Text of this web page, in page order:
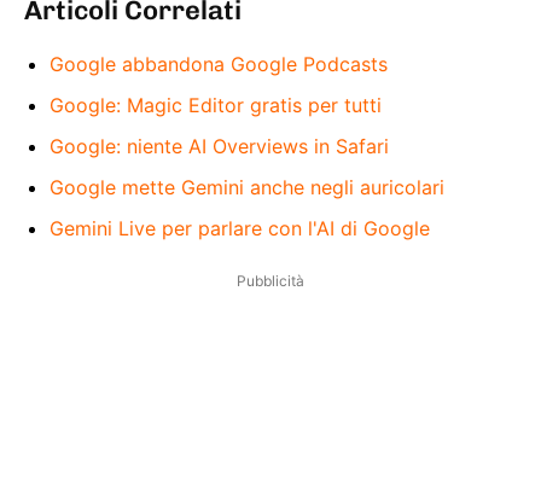
Articoli Correlati
Google abbandona Google Podcasts
Google: Magic Editor gratis per tutti
Google: niente AI Overviews in Safari
Google mette Gemini anche negli auricolari
Gemini Live per parlare con l'AI di Google
Pubblicità